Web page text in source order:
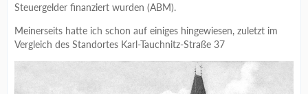
Steuergelder finanziert wurden (ABM).
Meinerseits hatte ich schon auf einiges hingewiesen, zuletzt im
Vergleich des Standortes Karl-Tauchnitz-Straße 37